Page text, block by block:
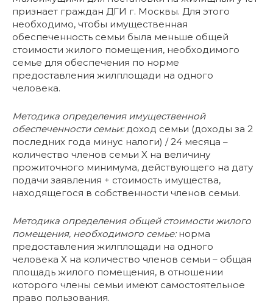
признает граждан ДГИ г. Москвы. Для этого
необходимо, чтобы имущественная
обеспеченность семьи была меньше общей
стоимости жилого помещения, необходимого
семье для обеспечения по норме
предоставления жилплощади на одного
человека.
Методика определения имущественной
обеспеченности семьи:доход семьи (доходы за 2
последних года минус налоги) / 24 месяца –
количество членов семьи X на величину
прожиточного минимума, действующего на дату
подачи заявления + стоимость имущества,
находящегося в собственности членов семьи.
Методика определения общей стоимости жилого
помещения, необходимого семье:норма
предоставления жилплощади на одного
человека X на количество членов семьи – общая
площадь жилого помещения, в отношении
которого члены семьи имеют самостоятельное
право пользования.